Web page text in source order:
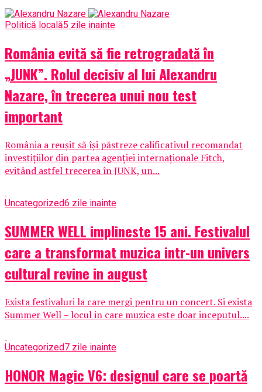
Politică locală5 zile inainte
România evită să fie retrogradată în
„JUNK”. Rolul decisiv al lui Alexandru
Nazare, în trecerea unui nou test
important
România a reușit să își păstreze calificativul recomandat
investițiilor din partea agenției internaționale Fitch,
evitând astfel trecerea în JUNK, un...
Uncategorized6 zile inainte
SUMMER WELL implineste 15 ani. Festivalul
care a transformat muzica intr-un univers
cultural revine in august
Exista festivaluri la care mergi pentru un concert. Si exista
Summer Well – locul in care muzica este doar inceputul....
Uncategorized7 zile inainte
HONOR Magic V6: designul care se poartă